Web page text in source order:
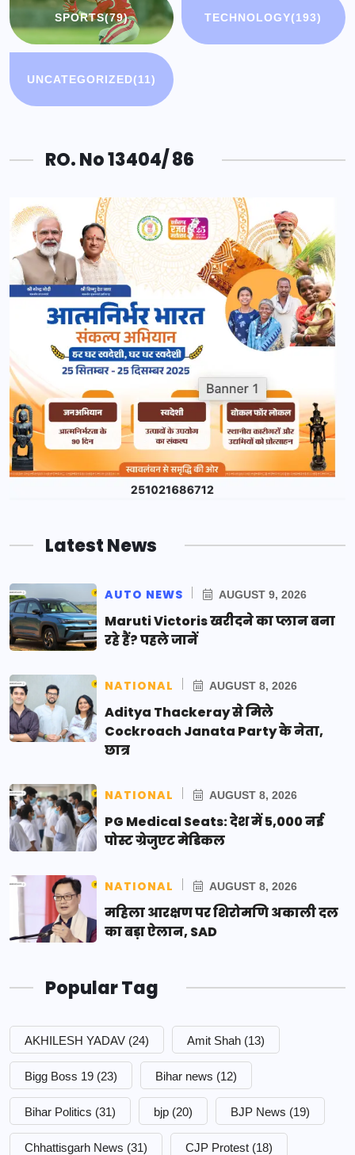
SPORTS(79) TECHNOLOGY(193)
UNCATEGORIZED(11)
RO. No 13404/ 86
Latest News
AUTO NEWS AUGUST 9, 2026
Maruti Victoris खरीदने का प्लान बना
रहे हैं? पहले जानें
NATIONAL AUGUST 8, 2026
Aditya Thackeray से मिले
Cockroach Janata Party के नेता,
छात्र
NATIONAL AUGUST 8, 2026
PG Medical Seats: देश में 5,000 नई
पोस्ट ग्रेजुएट मेडिकल
NATIONAL AUGUST 8, 2026
महिला आरक्षण पर शिरोमणि अकाली दल
का बड़ा ऐलान, SAD
Popular Tag
AKHILESH YADAV (24) Amit Shah (13)
Bigg Boss 19 (23) Bihar news (12)
Bihar Politics (31) bjp (20) BJP News (19)
Chhattisgarh News (31) CJP Protest (18)